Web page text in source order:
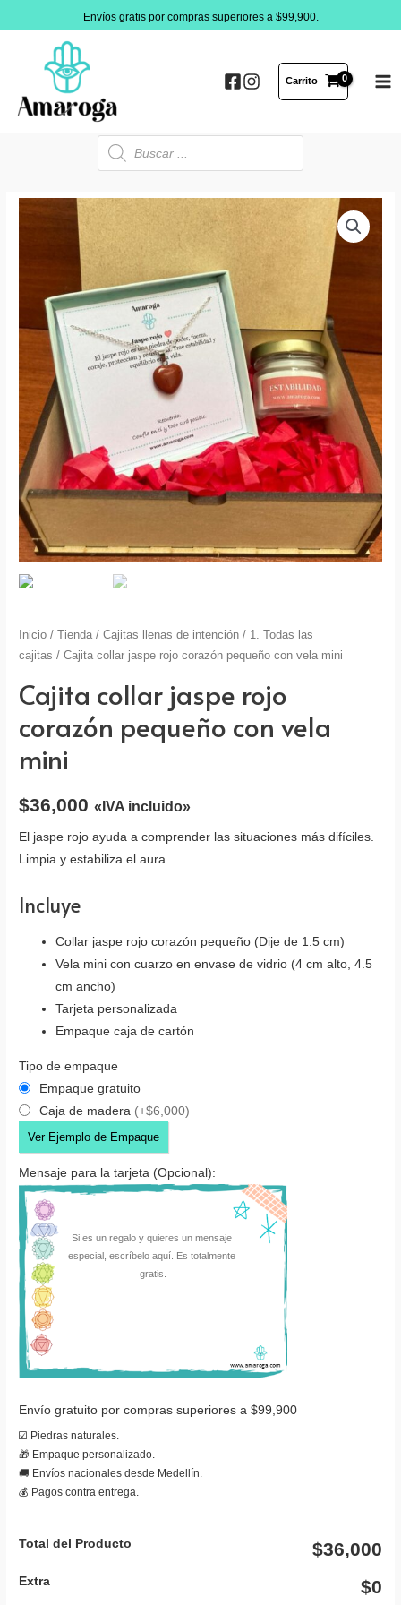
al
Envíos gratis por compras superiores a $99,900.
Carrito
Búsqueda
productos
Inicio / Tienda /Cajitas llenas de intención / 1. Todas las
cajitas / Cajita collar jaspe rojo corazón pequeño con vela mini
Cajita collar jaspe rojo
corazón pequeño con vela
mini
$36,000 «IVA incluido»
El jaspe rojo ayuda a comprender las situaciones más difíciles.
Limpia y estabiliza el aura.
Incluye
Collar jaspe rojo corazón pequeño (Dije de 1.5 cm)
Vela mini con cuarzo en envase de vidrio (4 cm alto, 4.5
cm ancho)
Tarjeta personalizada
Empaque caja de cartón
Tipo de empaque
Empaque gratuito
Caja de madera (+$6,000)
Ver Ejemplo de Empaque
Mensaje para la tarjeta (Opcional):
Envío gratuito por compras superiores a $99,900
☑️ Piedras naturales.
🎁 Empaque personalizado.
🚚 Envíos nacionales desde Medellín.
💰 Pagos contra entrega.
Total del Producto $36,000
Extra $0